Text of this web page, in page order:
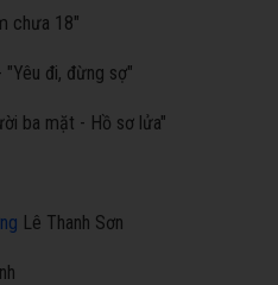
chưa 18"
đi, đừng sợ"
ba mặt - Hồ sơ lửa"
Lê Thanh Sơn